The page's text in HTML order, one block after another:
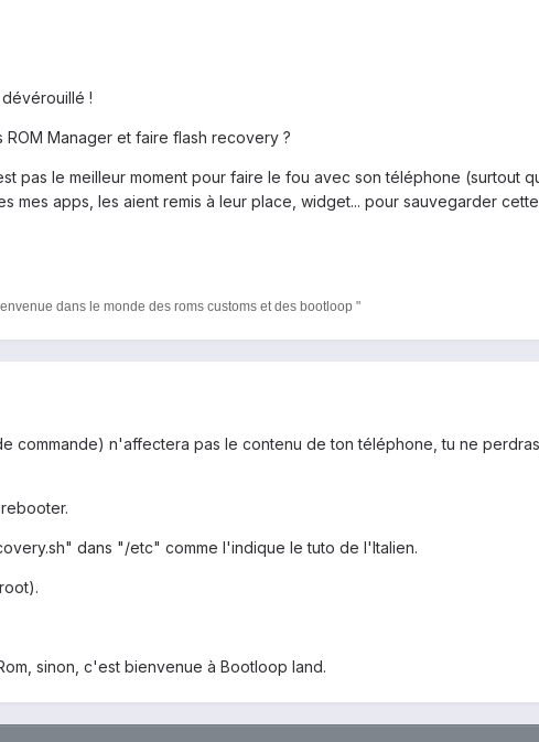
!
Manager et faire flash recovery ?
pas le meilleur moment pour faire le fou avec son téléphone (surtout
mes apps, les aient remis à leur place, widget... pour sauvegarder
dans le monde des roms customs et des bootloop "
commande) n'affectera pas le contenu de ton téléphone, tu ne
dans "/etc" comme l'indique le tuto de l'Italien.
sinon, c'est bienvenue à Bootloop land.